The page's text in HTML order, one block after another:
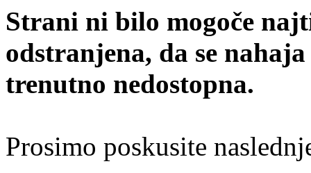
Strani ni bilo mogoče
odstranjena, da se
trenutno nedostopna.
Prosimo poskusite